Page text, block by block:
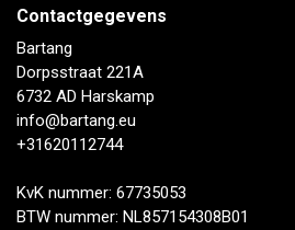
Contactgegevens
Bartang
Dorpsstraat 221A
6732 AD Harskamp
info@bartang.eu
+31620112744
KvK nummer: 67735053
BTW nummer: NL857154308B01